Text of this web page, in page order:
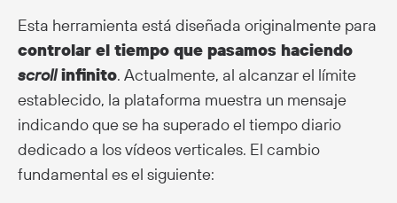
Esta herramienta está diseñada originalmente para
controlar el tiempo que pasamos haciendo
scrollinfinito. Actualmente, al alcanzar el límite
establecido, la plataforma muestra un mensaje
indicando que se ha superado el tiempo diario
dedicado a los vídeos verticales. El cambio
fundamental es el siguiente: